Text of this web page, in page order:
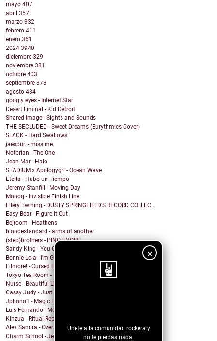
×
Únete a la comunidad rockera y
no te pierdas nada.
mayo 407
abril 357
marzo 332
febrero 411
enero 361
2024 3940
diciembre 329
noviembre 381
octubre 403
septiembre 373
agosto 434
googly eyes - Internet Star
Desert Liminal - Kid Detroit
Shared Image - Sights and Sounds
THE SECLUDED - Sweet Dreams (Eurythmics Cover)
SLACK - Hard Swallows
jaespur. - miss me.
Notbrian - The One
Jean Mar - Halo
STADIUM x Apologygrl - Ocean Wave
Eterla - Hubo un Tiempo
Jeremy Stanfill - Moving Day
Monoq - Invisible Finish Line
Ellery Twining - DUSTY SPRINGFIELD'S RECORD COLLEC...
Easy Bear - Figure It Out
Bejroom - Heathens
blondestandard - arms of another
(step)brothers - PINOT NOIR
Sandy King - You Got Me Mixed Up With That Bottle
Bonnie Lola - I'm Going Home
Filmore! - Cursed Energy
Tokyo Tea Room - Tell Me How
Nurse - Beautiful Lie
Cassy Judy - Just For Being Who We Are
Jphono1 - Magic Here
Luis Fernando - Modo Avion
Kinzua - Ritual Repeat
Alex Sandra - Over Again
Charm School - Je t'aime (A Quoi Bon)